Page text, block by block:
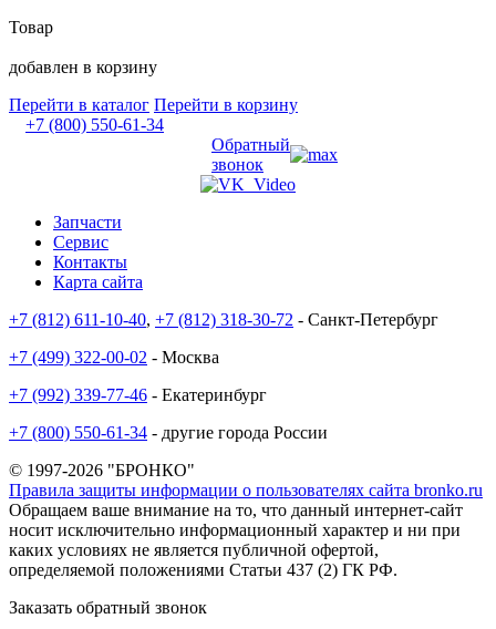
Товар
добавлен в корзину
Перейти в каталог Перейти в корзину
+7 (800) 550-61-34
Обратный
звонок
Запчасти
Сервис
Контакты
Карта сайта
+7 (812) 611-10-40, +7 (812) 318-30-72 - Санкт-Петербург
+7 (499) 322-00-02 - Москва
+7 (992) 339-77-46 - Екатеринбург
+7 (800) 550-61-34 - другие города России
© 1997-2026 "БРОНКО"
Правила защиты информации о пользователях сайта bronko.ru
Обращаем ваше внимание на то, что данный интернет-сайт
носит исключительно информационный характер и ни при
каких условиях не является публичной офертой,
определяемой положениями Статьи 437 (2) ГК РФ.
Заказать обратный звонок